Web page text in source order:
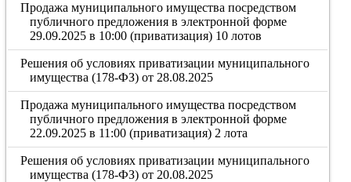
Продажа муниципального имущества посредством
публичного предложения в электронной форме
29.09.2025 в 10:00 (приватизация) 10 лотов
Решения об условиях приватизации муниципального
имущества (178-ФЗ) от 28.08.2025
Продажа муниципального имущества посредством
публичного предложения в электронной форме
22.09.2025 в 11:00 (приватизация) 2 лота
Решения об условиях приватизации муниципального
имущества (178-ФЗ) от 20.08.2025